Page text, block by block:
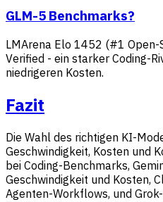
GLM-5 Benchmarks?
LMArena Elo 1452 (#1 Open-
Verified - ein starker Coding-
niedrigeren Kosten.
Fazit
Die Wahl des richtigen KI-
Geschwindigkeit, Kosten und
bei Coding-Benchmarks,
Geschwindigkeit und Kosten,
Agenten-Workflows, und